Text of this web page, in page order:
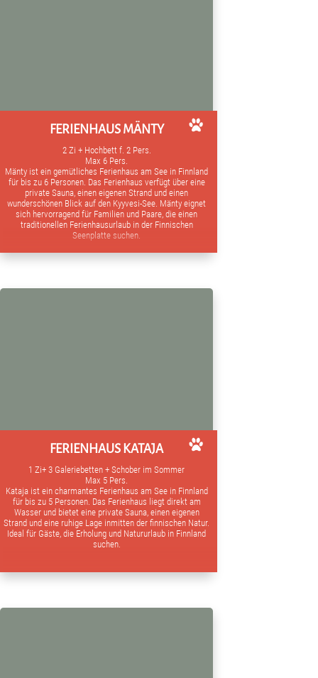
FERIENHAUS MÄNTY
2 Zi + Hochbett f. 2 Pers.
Max 6 Pers.
Mänty ist ein gemütliches Ferienhaus am See in Finnland
für bis zu 6 Personen. Das Ferienhaus verfügt über eine
private Sauna, einen eigenen Strand und einen
wunderschönen Blick auf den Kyyvesi-See. Mänty eignet
sich hervorragend für Familien und Paare, die einen
traditionellen Ferienhausurlaub in der Finnischen
Seenplatte suchen.
FERIENHAUS KATAJA
1 Zi+ 3 Galeriebetten + Schober im Sommer
Max 5 Pers.
Kataja ist ein charmantes Ferienhaus am See in Finnland
für bis zu 5 Personen. Das Ferienhaus liegt direkt am
Wasser und bietet eine private Sauna, einen eigenen
Strand und eine ruhige Lage inmitten der finnischen Natur.
Ideal für Gäste, die Erholung und Natururlaub in Finnland
suchen.